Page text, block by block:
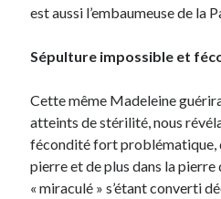
est aussi l’embaumeuse de la
Sépulture impossible et
Cette même Madeleine
atteints de stérilité, nous
fécondité fort problématique,
pierre et de plus dans la pierre
« miraculé » s’étant converti